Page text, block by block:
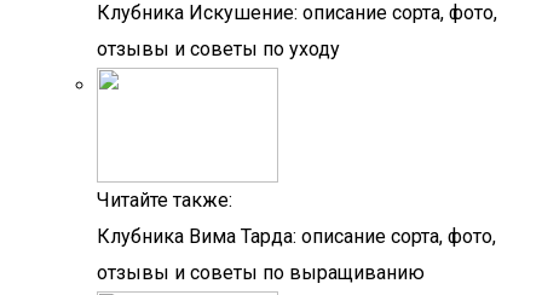
Клубника Искушение: описание сорта, фото,
отзывы и советы по уходу
Читайте также:
Клубника Вима Тарда: описание сорта, фото,
отзывы и советы по выращиванию